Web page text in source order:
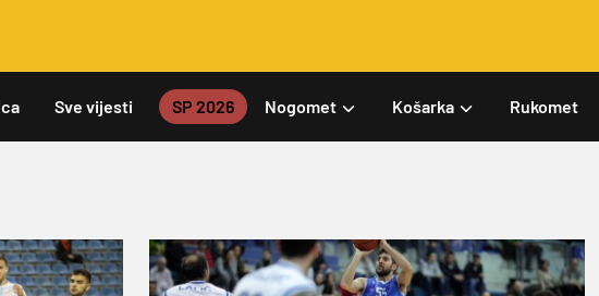
Sve vijesti SP 2026 Nogomet Košarka Rukomet